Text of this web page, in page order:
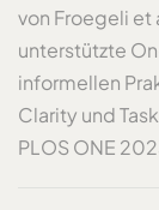
von Froegeli et
unterstützte
informellen
Clarity und
PLOS ONE